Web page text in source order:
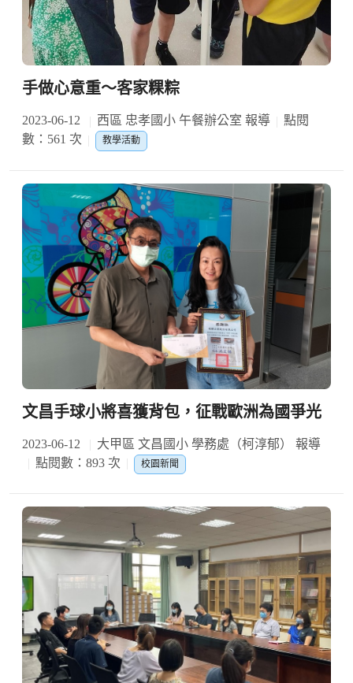
手做心意重～客家粿粽
2023-06-12 西區 忠孝國小 午餐辦公室 報導
點閱
數：561 次
教學活動
文昌手球小將喜獲背包，征戰歐洲為國爭光
2023-06-12
大甲區 文昌國小 學務處（柯淳郁） 報導
點閱數：893 次
校園新聞